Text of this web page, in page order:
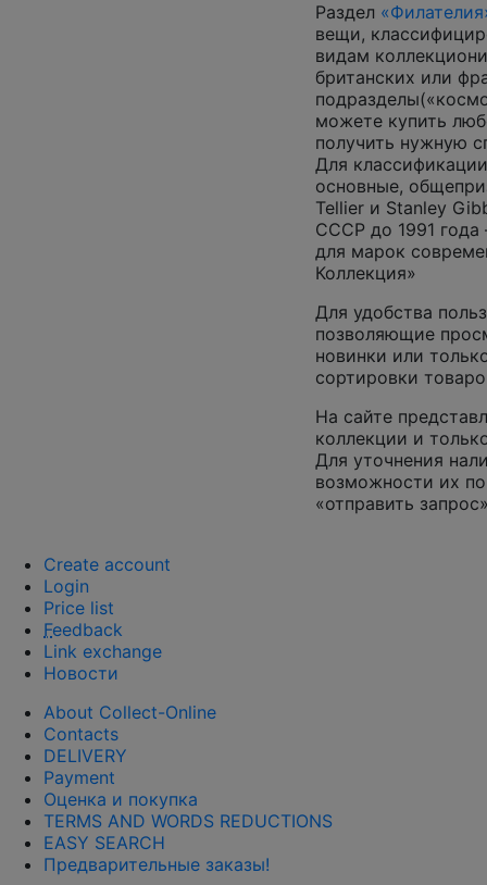
Раздел
вещи,
видам
британских или
можете купить
получить нужную
Для
основные,
Tellier и Stanley
СССР до 1991
для марок
Коллекция»
Для удобства
позволяющие
новинки или
сортировки
На сайте
коллекции и
Для уточнения
возможности их
«отправить
Create account
Login
Price list
Feedback
Link exchange
Новости
About Collect-Online
Contacts
DELIVERY
Payment
Оценка и покупка
TERMS AND WORDS REDUCTIONS
EASY SEARCH
Предварительные заказы!